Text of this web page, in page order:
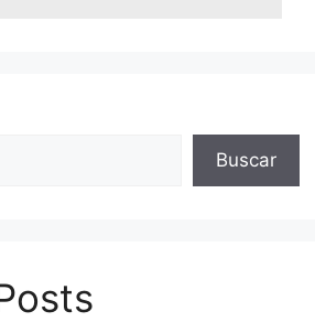
Buscar